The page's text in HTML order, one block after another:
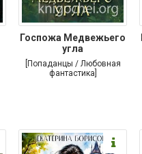
Госпожа Медвежьего
угла
[Попаданцы / Любовная
фантастика]